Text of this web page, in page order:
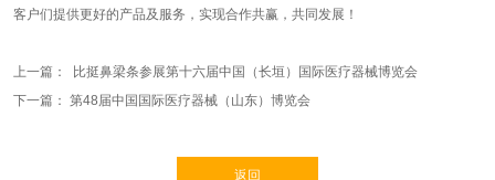
客户们提供更好的产品及服务，实现合作共赢，共同发展！
上一篇：
比挺鼻梁条参展第十六届中国（长垣）国际医疗器械博览会
下一篇： 第48届中国国际医疗器械（山东）博览会
返回